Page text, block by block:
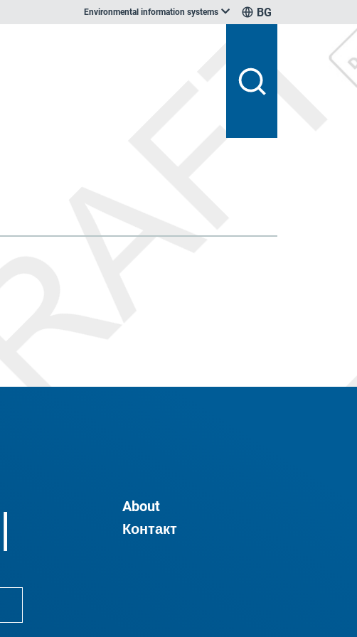
Environmental information systems BG
About
Контакт